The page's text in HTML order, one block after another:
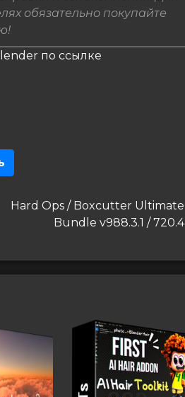
обязательно покупайте
по ссылке
Следующая
Hard Ops / Boxcutter Ultimate
Bundle v988.3.1 / 720.4